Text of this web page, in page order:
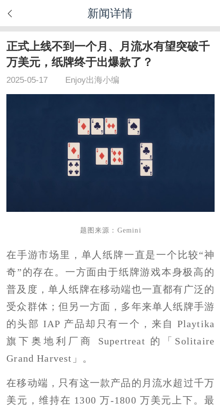
新闻详情
正式上线不到一个月、月流水有望突破千
万美元，纸牌终于出爆款了？
2025-05-17 Enjoy出海小编
题图来源：Gemini
在手游市场里，单人纸牌一直是一个比较“神
奇”的存在。一方面由于纸牌游戏本身极高的
普及度，单人纸牌在移动端也一直都有广泛的
受众群体；但另一方面，多年来单人纸牌手游
的头部 IAP 产品却只有一个，来自 Playtika
旗下奥地利厂商 Supertreat 的「Solitaire
Grand Harvest」。
在移动端，只有这一款产品的月流水超过千万
美元，维持在 1300 万-1800 万美元上下。最